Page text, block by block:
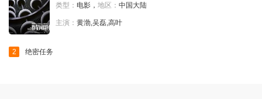
类型： 电影， 地区： 中国大陆
主演： 黄渤,吴磊,高叶
2 绝密任务